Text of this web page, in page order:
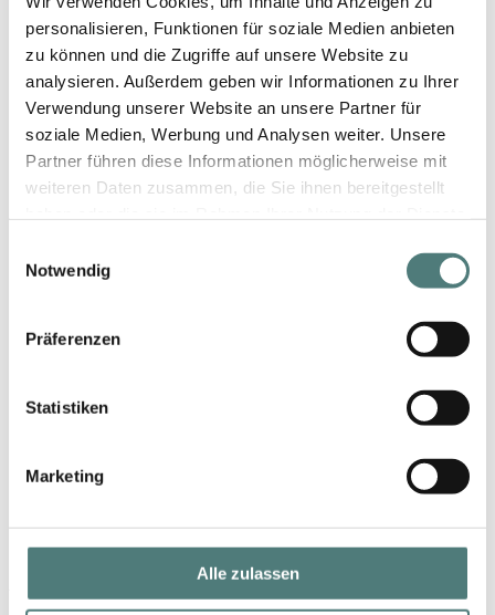
personalisieren, Funktionen für soziale Medien anbieten
zu können und die Zugriffe auf unsere Website zu
analysieren. Außerdem geben wir Informationen zu Ihrer
Verwendung unserer Website an unsere Partner für
soziale Medien, Werbung und Analysen weiter. Unsere
Partner führen diese Informationen möglicherweise mit
weiteren Daten zusammen, die Sie ihnen bereitgestellt
Notwendig
Präferenzen
Statistiken
Marketing
Alle zulassen
Schneller Versand
Geprüfter Shop
YBPN-Partner